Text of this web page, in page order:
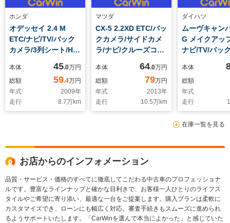
ホンダ
オデッセイ 2.4 M
ETC/ナビ/TV/バック
カメラ/3列シート/HID
ホイール/盗難防止装
置/横滑り防止装置
本体 45.0万円
総額
59.4万円
年式
2009年
走行
8.7万km
マツダ
CX-5 2.2XD ETC/バッ
クカメラ/サイドカメ
ラ/ナビ/クルーズコン
ー/フロントフォグラ
ンプ/アルミホイール/
スマートキー/横滑り
防止装置/アイドリン
グストップ
本体 64.0万円
総額
79万円
年式
2013年
走行
10.5万km
ダイハツ
ムーヴキャン
G メイクアッ
ナビ/TV/バッ
クカメラ/両側
ア/レーンキー
スト/ワンオー
ラレコ/アダプ
衝突被害軽減
キ/フロントフ
アイドリング
本体
総額
年式
走行
在庫一覧を見る
お店からのインフォメーション
品質・サービス・価格のすべてに徹底してこだわる中古車のプロフェッショナ
ルです。豊富なラインナップと確かな目利きで、お客様一人ひとりのライフス
タイルやご希望に寄り添い、最適な一台をご提案します。購入プランは柔軟に
カスタマイズでき、ローンにも幅広く対応。審査手続きもスムーズに進められ
るようサポートいたします。「CarWinを選んで本当によかった」と感じていた